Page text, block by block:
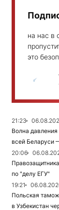
на нас в
это
21:23
Волна
всей
20:06
по "делу ЕГУ"
19:21
Польская
в Узбекистан